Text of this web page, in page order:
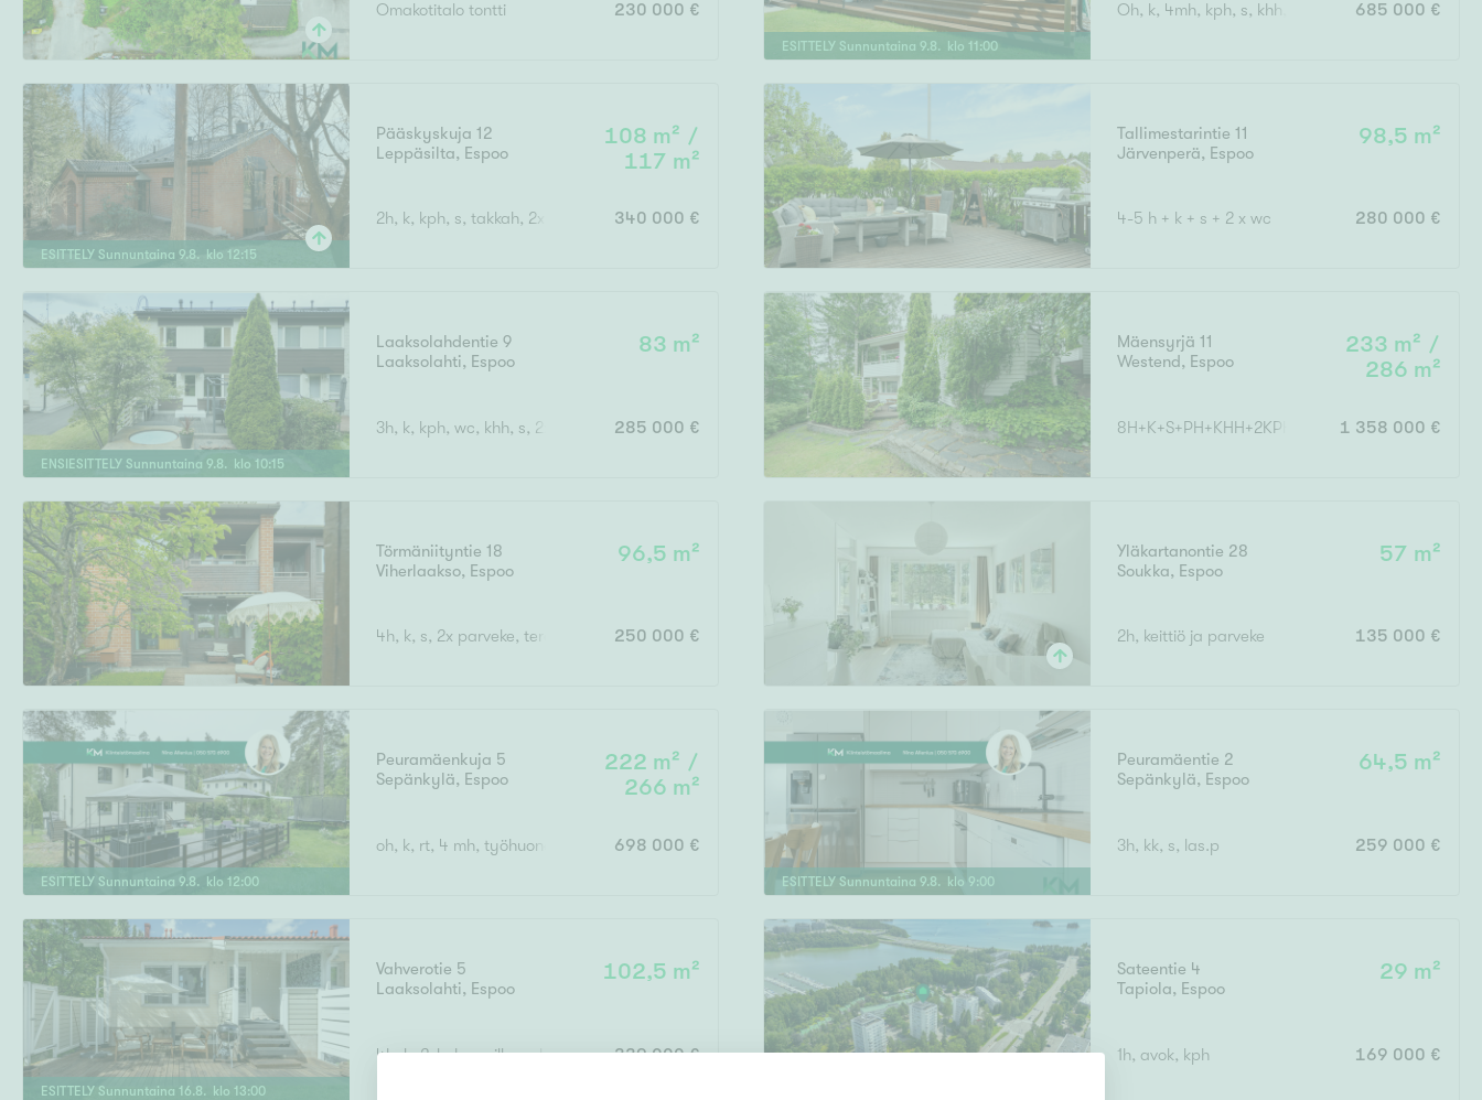
Uudiskohteet
Vain uudiskohteet
Arvokohteet
Vain arvokohteet
Kunto
Välttävä
Ominaisuudet
Oma ranta
Parveke
Omakotitalo tontti 230 000 €
ESITTELY Sunnuntaina 9.8. klo 11 :00
Oh, k, 4mh, kph, s, khh, erill.wc, vh685 000 €
ESITTELY Sunnuntaina 9.8. klo 12:15
Pääskyskuja 12
Leppäsilta, Espoo
108 m² /
117 m²
2h, k, kph, s, takkah, 2x wc, askartelutila, varastohuone, khh, parveke
340 000 €
Tallimestarintie 11
Järvenperä, Espoo
98,5 m²
4-5 h + k + s + 2 x wc 280 000 €
ENSIESITTELY Sunnuntaina 9.8. klo 10:15
Laaksolahdentie 9
Laaksolahti, Espoo
83 m²
3h, k, kph, wc, khh, s, 2x vh, las.p, varasto
285 000 €
Mäensyrjä 11
Westend, Espoo
233 m² /
286 m²
8H+K+S+PH+KHH+2KPH+3WC+AUTOTALLI+VAR
1 358 000 €
Törmäniityntie 18
Viherlaakso, Espoo
96,5 m²
4h, k, s, 2x parveke, terassi 250 000 €
Yläkartanontie 28
Soukka, Espoo
57 m²
2h, keittiö ja parveke 135 000 €
ESITTELY Sunnuntaina 9.8. klo 12:00
Peuramäenkuja 5
Sepänkylä, Espoo
222 m² /
266 m²
oh, k, rt, 4 mh, työhuone, saunaosasto, th, varasto, at/varasto (222m2/266m2)
698 000 €
ESITTELY Sunnuntaina 9.8. klo 9:00
Peuramäentie 2
Sepänkylä, Espoo
64,5 m²
3h, kk, s, las.p 259 000 €
ESITTELY Sunnuntaina 16.8. klo 13:00
Vahverotie 5
Laaksolahti, Espoo
102,5 m²
4h, k, 2xkph,s,erill.wc,vh,kuisti/terassi,piha
339 000 €
Sateentie 4
Tapiola, Espoo
29 m²
1h, avok, kph 169 000 €